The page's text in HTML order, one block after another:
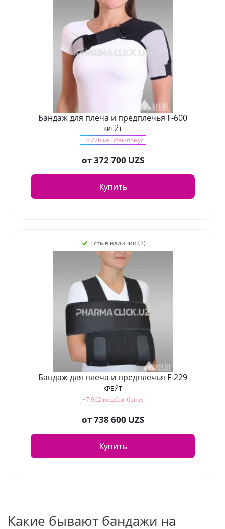
Бандаж для плеча и предплечья F-600
КРЕЙТ
+4 276 кешбэк-бонус
от372 700 UZS
Купить
Есть в наличии (2)
Бандаж для плеча и предплечья F-229
КРЕЙТ
+7 962 кешбэк-бонус
от738 600 UZS
Купить
Какие бывают бандажи на